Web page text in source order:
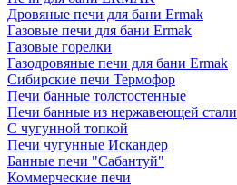
Дровяные печи для бани Ermak
Газовые печи для бани Ermak
Газовые горелки
Газодровяные печи для бани Ermak
Сибирские печи Термофор
Печи банные толстостенные
Печи банные из нержавеющей стали
С чугунной топкой
Печи чугунные Искандер
Банные печи "Сабантуй"
Коммерческие печи